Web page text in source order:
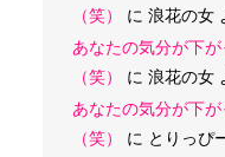
（笑）
に 浪花の女
あなたの気分が下
（笑）
に 浪花の女
あなたの気分が下
（笑）
に とりっぴ